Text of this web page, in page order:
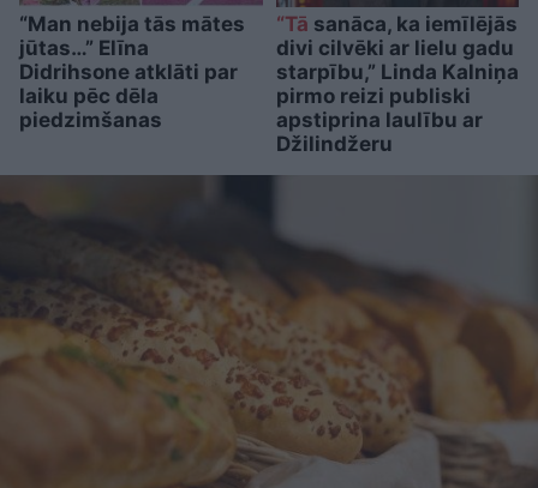
“Man nebija tās mātes
jūtas…” Elīna
Didrihsone atklāti par
laiku pēc dēla
piedzimšanas
“Tā sanāca, ka iemīlējās
divi cilvēki ar lielu gadu
starpību,” Linda Kalniņa
pirmo reizi publiski
apstiprina laulību ar
Džilindžeru